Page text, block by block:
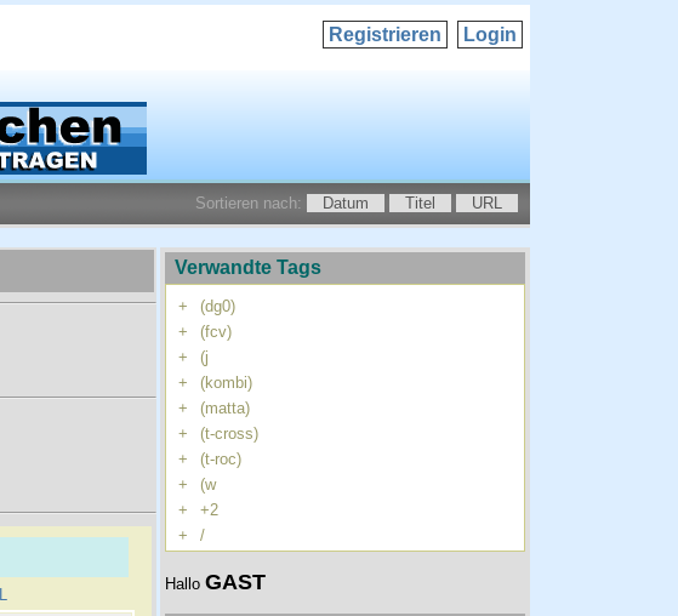
Login
Registrieren
Sortieren nach: Datum Titel URL
Verwandte Tags
+
(dg0)
+
(fcv)
+
(j
+
(kombi)
+
(matta)
+
(t-cross)
+
(t-roc)
+
(w
+
+2
+
/
Hallo GAST